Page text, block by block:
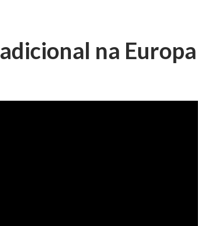
na Europa